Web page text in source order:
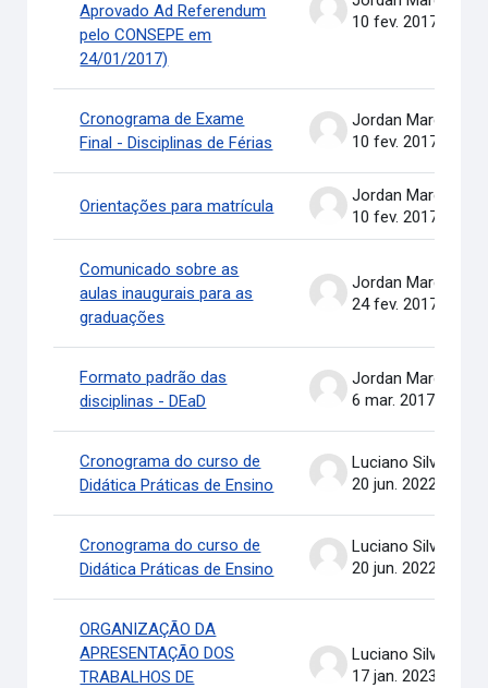
Aprovado Ad Referendum
pelo CONSEPE em
24/01/2017)
10 fev. 2017
Cronograma de Exame
Final - Disciplinas de Férias
10 fev. 2017
Orientações para matrícula
10 fev. 2017
Comunicado sobre as
aulas inaugurais para as
graduações
24 fev. 2017
Formato padrão das
disciplinas - DEaD
6 mar. 2017
Cronograma do curso de
Didática Práticas de Ensino
Luciano Silva
20 jun. 2022
Cronograma do curso de
Didática Práticas de Ensino
Luciano Silva
20 jun. 2022
ORGANIZAÇÃO DA
APRESENTAÇÃO DOS
TRABALHOS DE
Luciano Silva
17 jan. 2023